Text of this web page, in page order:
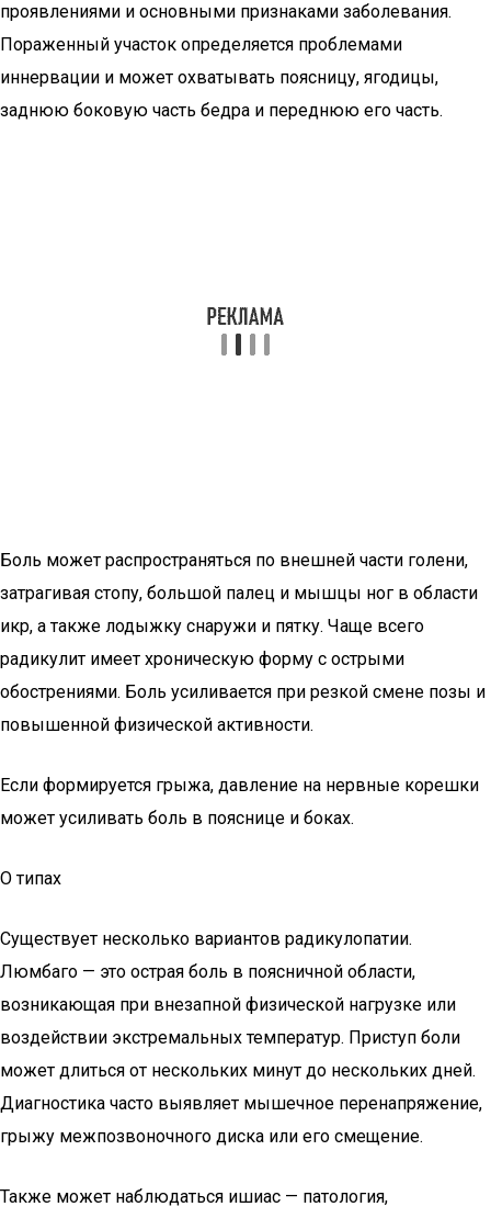
проявлениями и основными признаками заболевания.
Пораженный участок определяется проблемами
иннервации и может охватывать поясницу, ягодицы,
заднюю боковую часть бедра и переднюю его часть.
Боль может распространяться по внешней части голени,
затрагивая стопу, большой палец и мышцы ног в области
икр, а также лодыжку снаружи и пятку. Чаще всего
радикулит имеет хроническую форму с острыми
обострениями. Боль усиливается при резкой смене позы и
повышенной физической активности.
Если формируется грыжа, давление на нервные корешки
может усиливать боль в пояснице и боках.
О типах
Существует несколько вариантов радикулопатии.
Люмбаго — это острая боль в поясничной области,
возникающая при внезапной физической нагрузке или
воздействии экстремальных температур. Приступ боли
может длиться от нескольких минут до нескольких дней.
Диагностика часто выявляет мышечное перенапряжение,
грыжу межпозвоночного диска или его смещение.
Также может наблюдаться ишиас — патология,